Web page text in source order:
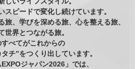
スピードで変化し続けています。
旅、学びを深める旅、心を整える旅、
世界とつながる旅。
すべてがこれからの
チ”をつくり出しています。
EXPOジャパン2026」では、